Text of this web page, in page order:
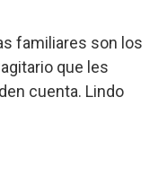
familiares son los
que les
cuenta. Lindo